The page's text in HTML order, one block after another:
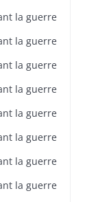
la guerre
la guerre
la guerre
la guerre
la guerre
la guerre
la guerre
la guerre